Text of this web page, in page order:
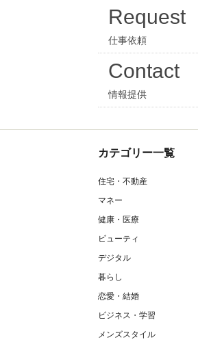
Request
仕事依頼
Contact
情報提供
カテゴリー一覧
住宅・不動産
マネー
健康・医療
ビューティ
デジタル
暮らし
恋愛・結婚
ビジネス・学習
メンズスタイル